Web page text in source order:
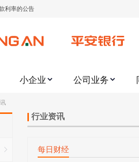
利率的公告
人客户贵金属交易协议书》的公告
级更新的通知
所代理业务调整合约保证金比例和涨跌幅度限制的
险防范的提示
小企业 公司业务
行业资讯
每日财经